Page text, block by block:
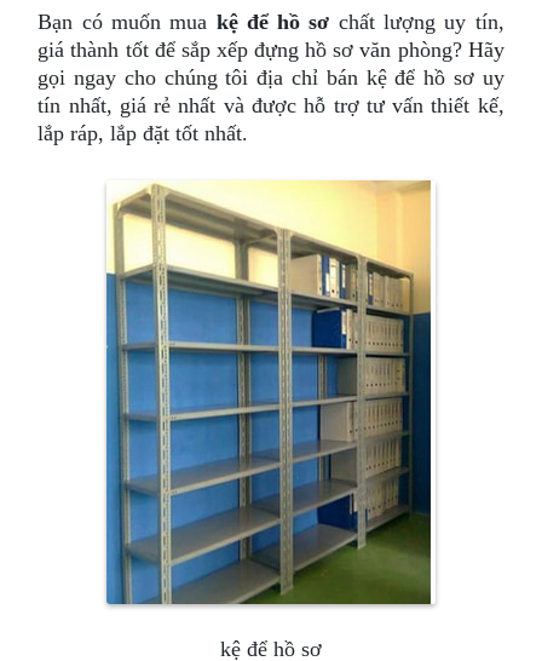
Bạn có muốn mua kệ để hồ sơ chất lượng uy tín,
giá thành tốt để sắp xếp đựng hồ sơ văn phòng? Hãy
gọi ngay cho chúng tôi địa chỉ bán kệ để hồ sơ uy
tín nhất, giá rẻ nhất và được hỗ trợ tư vấn thiết kế,
lắp ráp, lắp đặt tốt nhất.
kệ để hồ sơ